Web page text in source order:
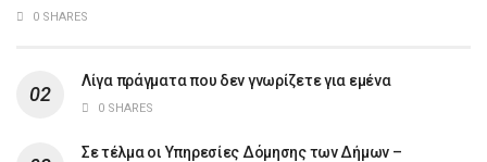
0 SHARES
Λίγα πράγματα που δεν γνωρίζετε για εμένα
0 SHARES
Σε τέλμα οι Υπηρεσίες Δόμησης των Δήμων –